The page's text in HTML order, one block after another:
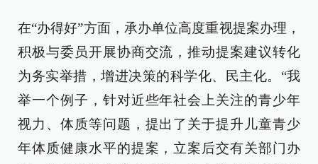
在“办得好”方面，承办单位高度重视提案办理，
积极与委员开展协商交流，推动提案建议转化
为务实举措，增进决策的科学化、民主化。“我
举一个例子，针对近些年社会上关注的青少年
视力、体质等问题，提出了关于提升儿童青少
年体质健康水平的提案，立案后交有关部门办